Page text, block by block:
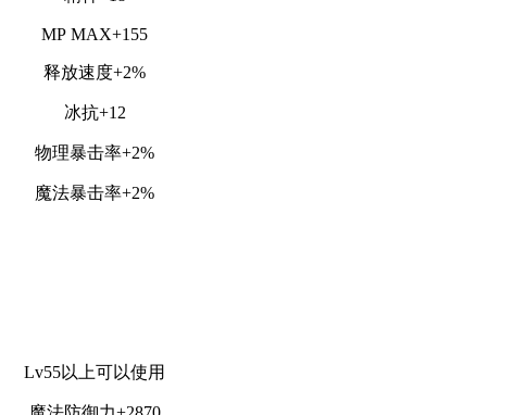
MP MAX+155
释放速度+2%
冰抗+12
物理暴击率+2%
魔法暴击率+2%
Lv55以上可以使用
魔法防御力+2870